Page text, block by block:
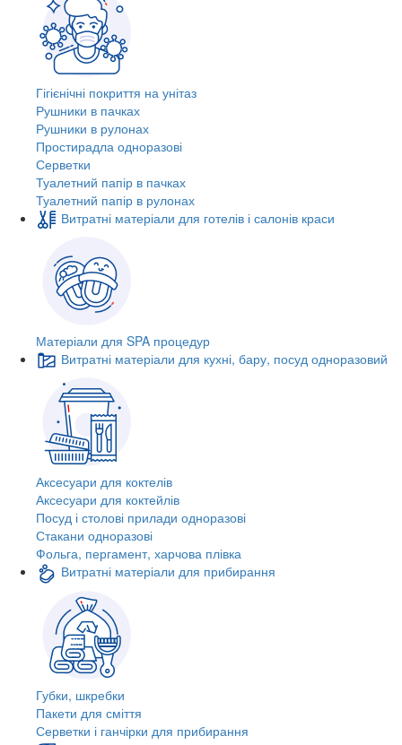
Гігієнічні покриття на унітаз
Рушники в пачках
Рушники в рулонах
Простирадла одноразові
Серветки
Туалетний папір в пачках
Туалетний папір в рулонах
Витратні матеріали для готелів і салонів краси
Матеріали для SPA процедур
Витратні матеріали для кухні, бару, посуд одноразовий
Аксесуари для коктелів
Аксесуари для коктейлів
Посуд і столові прилади одноразові
Стакани одноразові
Фольга, пергамент, харчова плівка
Витратні матеріали для прибирання
Губки, шкребки
Пакети для сміття
Серветки і ганчірки для прибирання